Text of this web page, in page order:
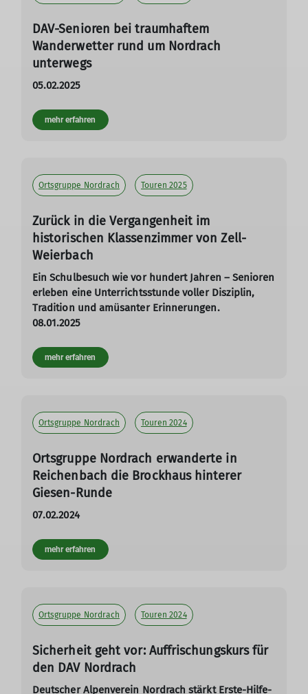
DAV-Senioren bei traumhaftem
Wanderwetter rund um Nordrach
unterwegs
05.02.2025
mehr erfahren
Ortsgruppe Nordrach Touren 2025
Zurück in die Vergangenheit im
historischen Klassenzimmer von Zell-
Weierbach
Ein Schulbesuch wie vor hundert Jahren – Senioren
erleben eine Unterrichtsstunde voller Disziplin,
Tradition und amüsanter Erinnerungen.
08.01.2025
mehr erfahren
Ortsgruppe Nordrach Touren 2024
Ortsgruppe Nordrach erwanderte in
Reichenbach die Brockhaus hinterer
Giesen-Runde
07.02.2024
mehr erfahren
Ortsgruppe Nordrach Touren 2024
Sicherheit geht vor: Auffrischungskurs für
den DAV Nordrach
Deutscher Alpenverein Nordrach stärkt Erste-Hilfe-